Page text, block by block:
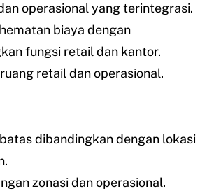
operasional yang terintegrasi.
biaya dengan
fungsi retail dan kantor.
retail dan operasional.
dibandingkan dengan lokasi
zonasi dan operasional.